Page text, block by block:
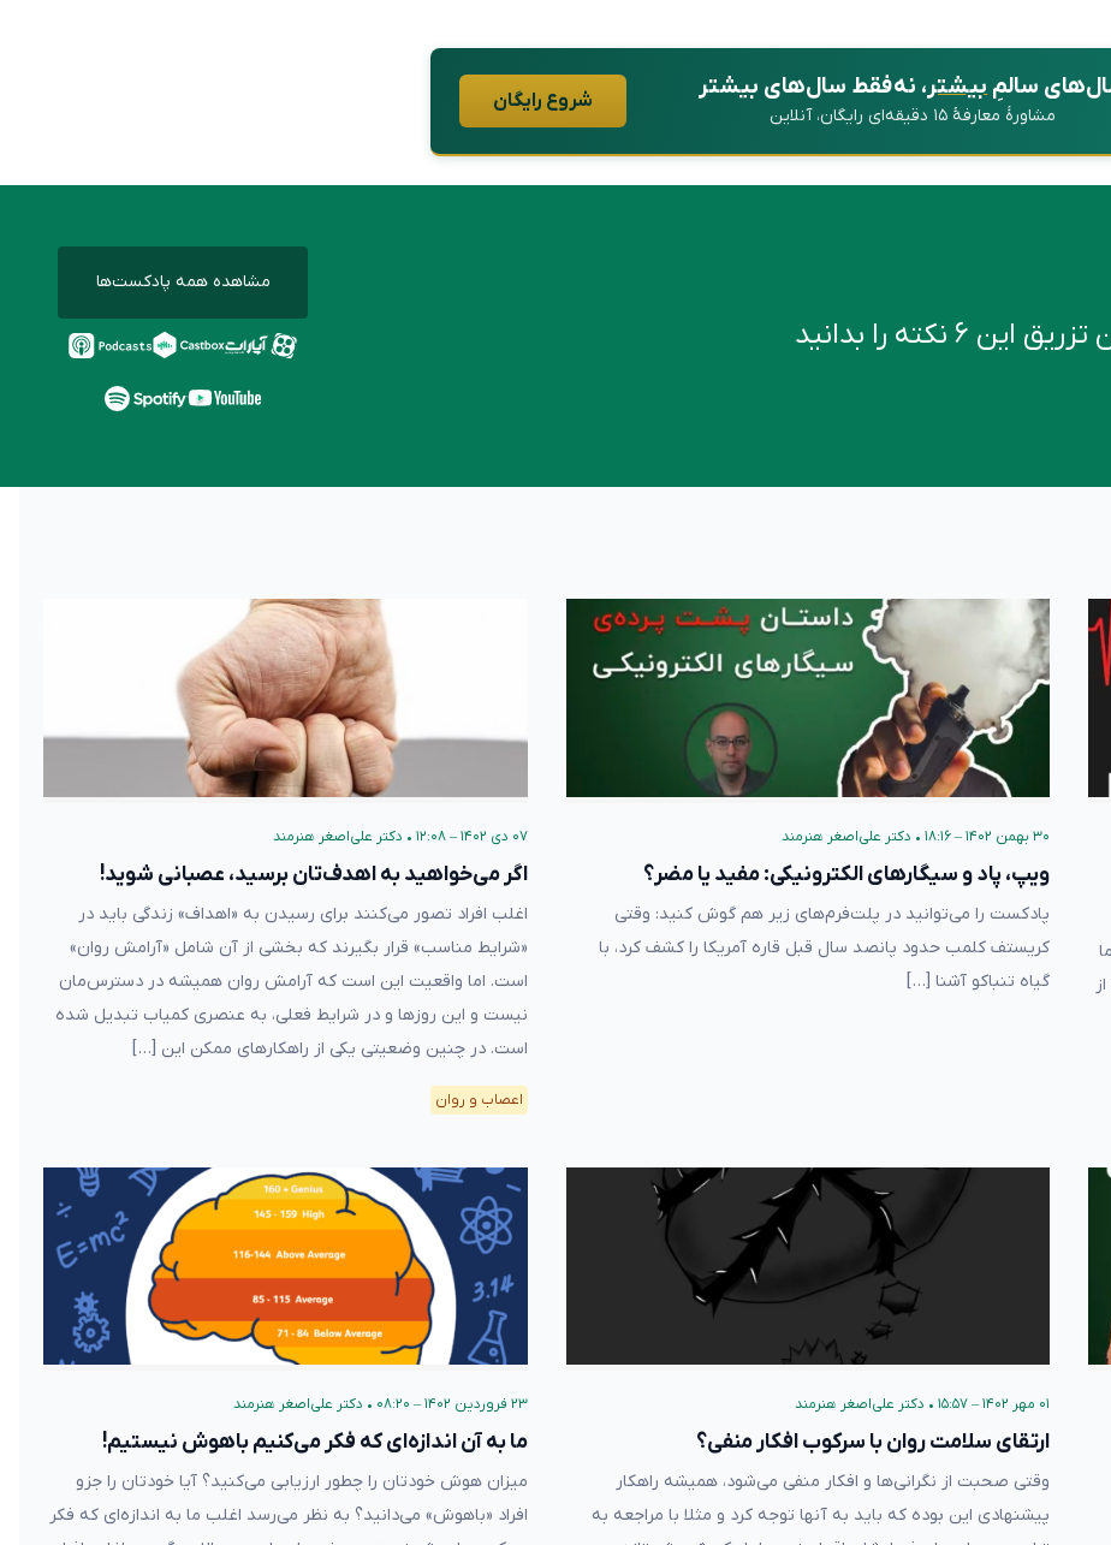
سالمِبیشتر، نه فقط سال‌های بیشتر
مشاورهٔ معارفهٔ ۱۵ دقیقه‌ای رایگان، آنلاین
شروع رایگان
نکته را بدانید
مشاهده همه پادکست‌ها
۳۰ بهمن ۱۴۰۲ – ۱۸:۱۶ • دکتر علی‌اصغر هنرمند
ویپ، پاد و سیگارهای الکترونیکی: مفید یا مضر؟
پادکست را می‌توانید در پلت‌فرم‌های زیر هم گوش کنید: وقتی
کریستف کلمب حدود پانصد سال قبل قاره آمریکا را کشف کرد، با
گیاه تنباکو آشنا […]
۰۷ دی ۱۴۰۲ – ۱۲:۰۸ • دکتر علی‌اصغر هنرمند
اگر می‌خواهید به اهدف‌تان برسید، عصبانی شوید!
اغلب افراد تصور می‌کنند برای رسیدن به «اهداف» زندگی‌‌ باید در
«شرایط مناسب» قرار بگیرند که بخشی از آن شامل «آرامش روان»
است. اما واقعیت این است که آرامش روان همیشه در دسترس‌مان
نیست و این روزها و در شرایط فعلی، به عنصری کمیاب تبدیل شده
است. در چنین وضعیتی یکی از راهکارهای ممکن این […]
اعصاب و روان
۰۱ مهر ۱۴۰۲ – ۱۵:۵۷ • دکتر علی‌اصغر هنرمند
ارتقای سلامت روان با سرکوب افکار منفی؟
وقتی صحبت از نگرانی‌ها و افکار منفی می‌شود، همیشه راهکار
پیشنهادی این بوده که باید به آنها توجه کرد و مثلا با مراجعه به
۲۳ فروردین ۱۴۰۲ – ۰۸:۲۰ • دکتر علی‌اصغر هنرمند
ما به آن اندازه‌ای که فکر می‌کنیم باهوش نیستیم!
میزان هوش خودتان را چطور ارزیابی می‌کنید؟ آیا خودتان را جزو
افراد «باهوش» می‌دانید؟ به نظر می‌رسد اغلب ما به اندازه‌ای که فکر